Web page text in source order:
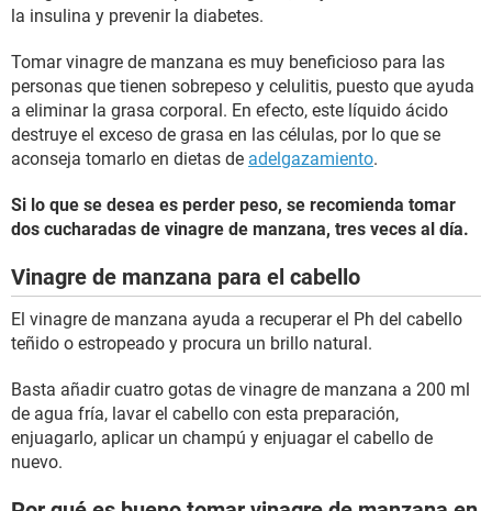
la insulina y prevenir la diabetes.
Tomar vinagre de manzana es muy beneficioso para las
personas que tienen sobrepeso y celulitis, puesto que ayuda
a eliminar la grasa corporal. En efecto, este líquido ácido
destruye el exceso de grasa en las células, por lo que se
aconseja tomarlo en dietas de adelgazamiento.
Si lo que se desea es perder peso, se recomienda tomar
dos cucharadas de vinagre de manzana, tres veces al día.
Vinagre de manzana para el cabello
El vinagre de manzana ayuda a recuperar el Ph del cabello
teñido o estropeado y procura un brillo natural.
Basta añadir cuatro gotas de vinagre de manzana a 200 ml
de agua fría, lavar el cabello con esta preparación,
enjuagarlo, aplicar un champú y enjuagar el cabello de
nuevo.